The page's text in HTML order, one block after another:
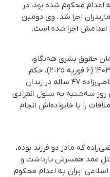
اعدام محکوم شده بود، در
اجرا شد. وی دومین
حقوق بشری هه‌نگاو،
سحرگاه روز پنج‌شنبه ۱۸ بهمن ۱۴۰۳ (۶ فوریه ٢٠٢٥)، حکم
اعدام یک زن با هویت مهتاب قاضی‌زاده ۴۷ ساله در زندان
سه‌شنبه به سلول انفرادی
را با خانواده‌اش انجام
که مادر دو فرزند بوده،
عمد همسرش بازداشت و
ایران به اعدام محکوم